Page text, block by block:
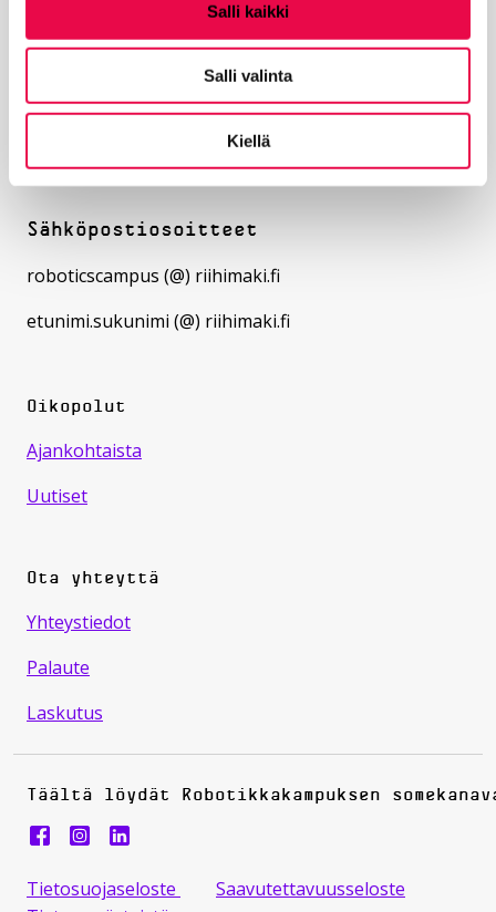
Salli kaikki
Salli valinta
Kiellä
Robotiimin yhteystiedot
Riihimäen kaupunki – City of Riihimäki
Eteläinen asemakatu 2
Finland
Sähköpostiosoitteet
roboticscampus (@) riihimaki.fi
etunimi.sukunimi (@) riihimaki.fi
Oikopolut
Ajankohtaista
Uutiset
Ota yhteyttä
Yhteystiedot
Palaute
Laskutus
Tietosuojaseloste
Saavutettavuusseloste
Täältä löydät Robotikkakampuksen
Robotiikkakampus instragram